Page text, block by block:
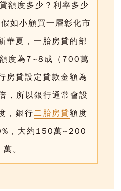
額度多少？利率多少
如小顧買一層彰化市
華夏，一胎房貸的部
度為7~8成（700萬
房貸設定貸款金額為
，所以銀行通常會設
，銀行二胎房貸額度
，大約150萬~200
萬。